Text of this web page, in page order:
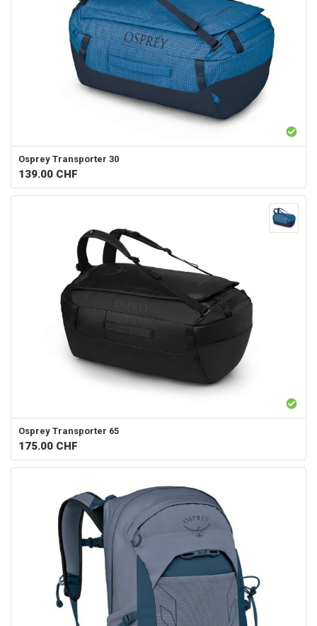
Osprey Transporter 30
139.00 CHF
Osprey Transporter 65
175.00 CHF